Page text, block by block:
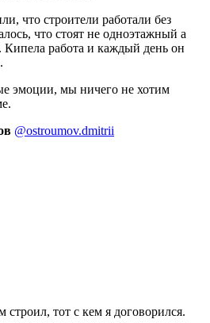
что строители работали без
что стоят не одноэтажный а
работа и каждый день он
эмоции, мы ничего не хотим
@ostroumov.dmitrii
строил, тот с кем я договорился.